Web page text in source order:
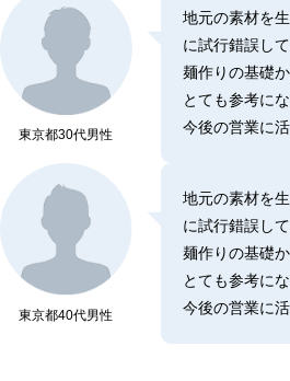
東京都30代男性
地元の素材を
に試行錯誤して
麺作りの基礎
とても参考にな
今後の営業に
東京都40代男性
地元の素材を
に試行錯誤して
麺作りの基礎
とても参考にな
今後の営業に